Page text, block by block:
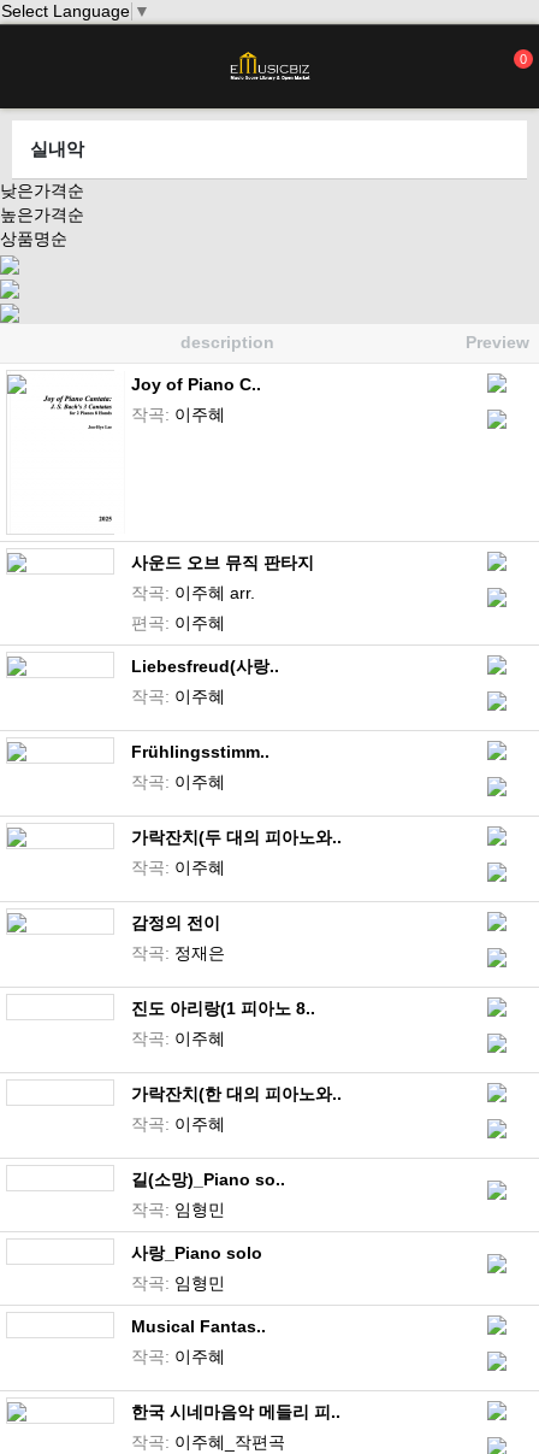
Select Language ▼
0
실내악
낮은가격순
높은가격순
상품명순
description Preview
Joy of Piano C..
작곡: 이주혜
사운드 오브 뮤직 판타지
작곡: 이주혜 arr.
편곡: 이주혜
Liebesfreud(사랑..
작곡: 이주혜
Frühlingsstimm..
작곡: 이주혜
가락잔치(두 대의 피아노와..
작곡: 이주혜
감정의 전이
작곡: 정재은
진도 아리랑(1 피아노 8..
작곡: 이주혜
가락잔치(한 대의 피아노와..
작곡: 이주혜
길(소망)_Piano so..
작곡: 임형민
사랑_Piano solo
작곡: 임형민
Musical Fantas..
작곡: 이주혜
한국 시네마음악 메들리 피..
작곡: 이주혜_작편곡